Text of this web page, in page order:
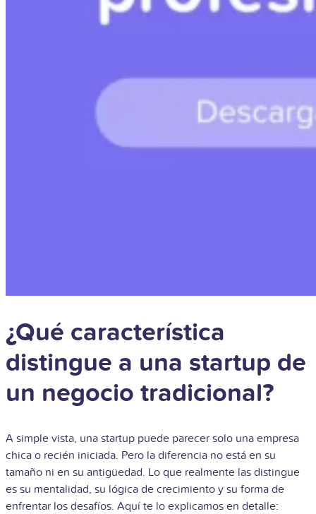
¿Qué característica
distingue a una startup de
un negocio tradicional?
A simple vista, una startup puede parecer solo una empresa
chica o recién iniciada. Pero la diferencia no está en su
tamaño ni en su antigüedad. Lo que realmente las distingue
es su mentalidad, su lógica de crecimiento y su forma de
enfrentar los desafíos. Aquí te lo explicamos en detalle: